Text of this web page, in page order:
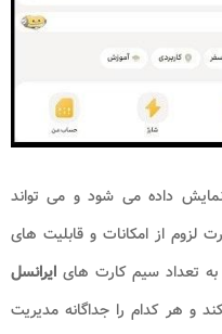
داده می شود و می تواند
از امکانات و قابلیت های
به تعداد سیم کارت های ایرانسل
و هر کدام را جداگانه مدیریت